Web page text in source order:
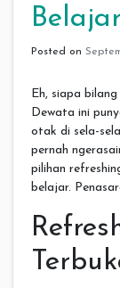
Posted on
Eh, siapa
Dewata ini
otak di sela-
pernah
pilihan
belajar.